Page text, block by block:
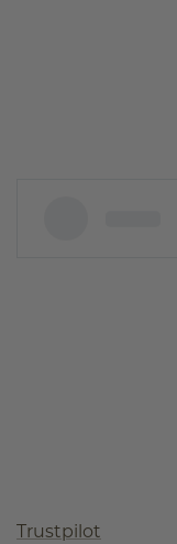
Trustpilot